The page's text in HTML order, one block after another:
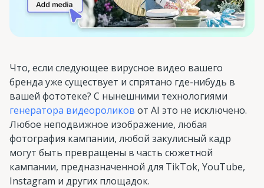
Что, если следующее вирусное видео вашего
бренда уже существует и спрятано где-нибудь в
вашей фототеке? С нынешними технологиями
генератора видеороликов от AI это не исключено.
Любое неподвижное изображение, любая
фотография кампании, любой закулисный кадр
могут быть превращены в часть сюжетной
кампании, предназначенной для TikTok, YouTube,
Instagram и других площадок.